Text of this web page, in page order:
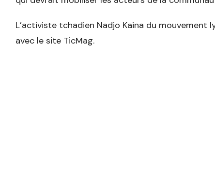
L’activiste tchadien Nadjo Kaina du
avec le site TicMag.